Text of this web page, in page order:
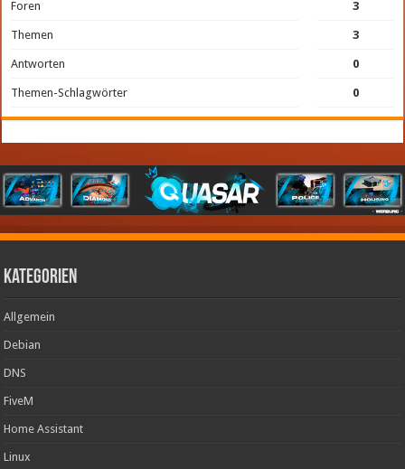
Foren 3
Themen 3
Antworten 0
Themen-Schlagwörter 0
Kategorien
Allgemein
Debian
DNS
FiveM
Home Assistant
Linux